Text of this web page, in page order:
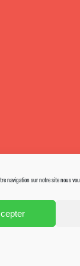
navigation sur notre site nous